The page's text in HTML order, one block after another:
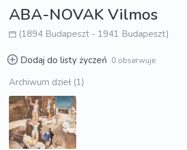
ABA-NOVAK Vilmos
(1894 Budapeszt - 1941 Budapeszt)
Dodaj do listy życzeń 0 obserwuje
Archiwum dzieł (1)